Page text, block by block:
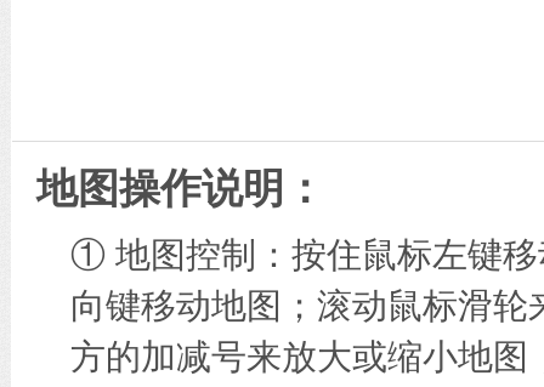
地图操作说明：
① 地图控制：按住鼠标左键
向键移动地图；滚动鼠标滑
方的加减号来放大或缩小地图